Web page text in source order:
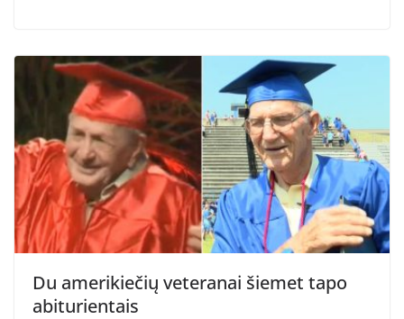
Du amerikiečių veteranai šiemet tapo
abiturientais